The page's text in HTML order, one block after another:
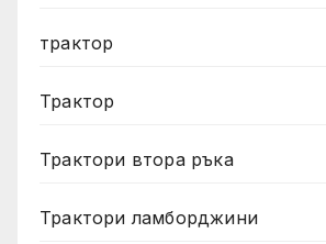
трактор
Трактор
Трактори втора ръка
Трактори ламборджини